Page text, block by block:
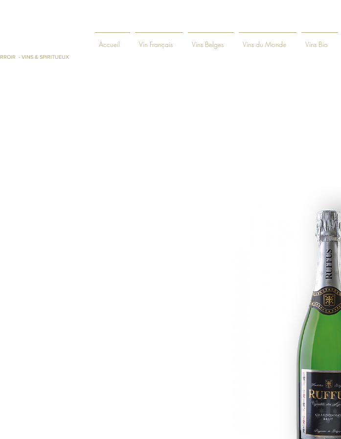
- VINS & SPIRITUEUX
Accueil Vin Français Vins Belges Vins du Monde Vins Bio